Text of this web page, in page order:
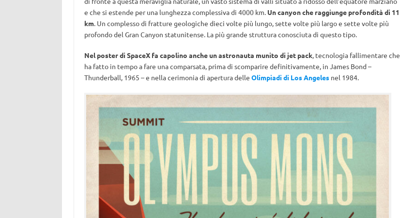
e che si estende per una lunghezza complessiva di 4000 km. Un canyon che raggiunge profondità di 11
km. Un complesso di fratture geologiche dieci volte più lungo, sette volte più largo e sette volte più
profondo del Gran Canyon statunitense. La più grande struttura conosciuta di questo tipo.
Nel poster di SpaceX fa capolino anche un astronauta munito di jet pack, tecnologia fallimentare che
ha fatto in tempo a fare una comparsata, prima di scomparire definitivamente, in James Bond –
Thunderball, 1965 – e nella cerimonia di apertura delle Olimpiadi di Los Angelesnel 1984.